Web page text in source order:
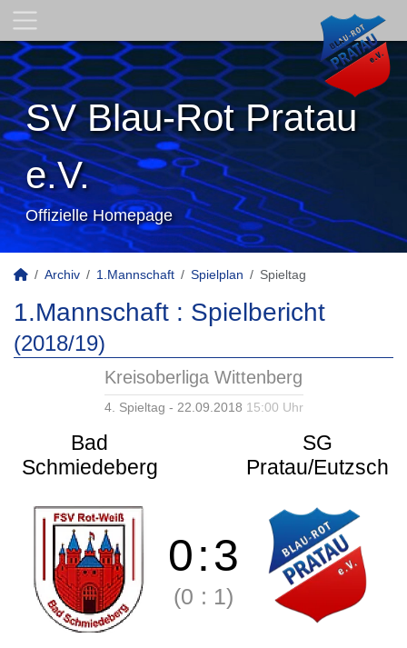
SV Blau-Rot Pratau
e.V.
Offizielle Homepage
Archiv 1.Mannschaft Spielplan Spieltag
1.Mannschaft : Spielbericht
(2018/19)
Kreisoberliga Wittenberg
4. Spieltag - 22.09.2018 15:00 Uhr
Bad
Schmiedeberg
SG
Pratau/Eutzsch
0:3
(0 : 1)